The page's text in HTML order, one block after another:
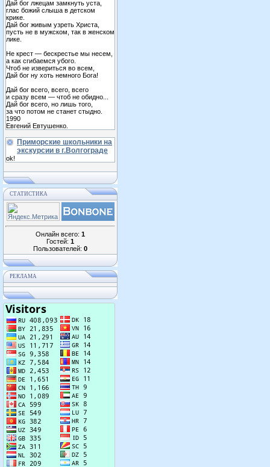
Дай бог лжецам замкнуть уста,
глас божий слыша в детском
крике.
Дай бог живым узреть Христа,
пусть не в мужском, так в женском
лике.
Не крест — бескрестье мы несем,
а как сгибаемся убого.
Чтоб не извериться во всем,
Дай бог ну хоть немного Бога!
Дай бог всего, всего, всего
и сразу всем — чтоб не обидно...
Дай бог всего, но лишь того,
за что потом не станет стыдно.
1990
Евгений Евтушенко.
Приморские школьники на
экскурсии в г.Волгограде
ok!
СТАТИСТИКА
Онлайн всего: 1
Гостей: 1
Пользователей: 0
РЕКЛАМА